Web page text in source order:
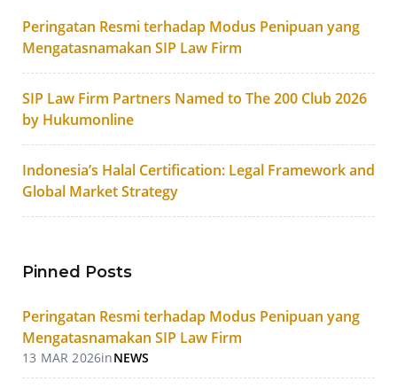
Peringatan Resmi terhadap Modus Penipuan yang
Mengatasnamakan SIP Law Firm
SIP Law Firm Partners Named to The 200 Club 2026
by Hukumonline
Indonesia’s Halal Certification: Legal Framework and
Global Market Strategy
Pinned Posts
Peringatan Resmi terhadap Modus Penipuan yang
Mengatasnamakan SIP Law Firm
13 MAR 2026inNEWS